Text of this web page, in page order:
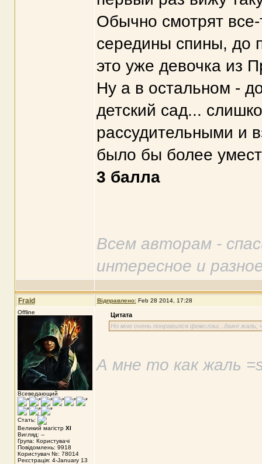
Обычно смотрят
середины спины, до
это уже девочка из
Ну а в остальном -
детский сад...
рассудительными и
было бы более
3 балла
Всем авторам -
интересное и
Fraid Відправлено: Feb 28 2014, 17:28
Offline
Всеведающий
Стать:
Великий магістр XI
Вигляд: --
Група: Користувачі
Повідомлень: 9918
Користувач №: 78014
Реєстрація: 4-January 13
Цитата
Но мне очень понравился фемслэш...даже жаль,
А мне то как жаль